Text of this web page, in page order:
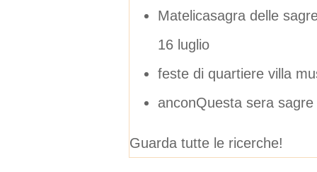
Matelicasagra delle
16 luglio
feste di quartiere villa
anconQuesta sera sagre
Guarda tutte le ricerche!